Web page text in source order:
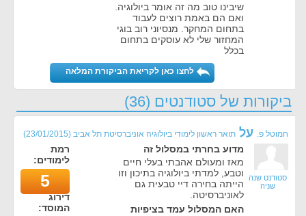
שיבינו טוב מה זה אומר ביולוגיה.
ואם הם באמת רוצים לעבוד
בתחום המחקר. מנסיוני רוב בוגי
המחזור שלי לא עוסקים בתחום
בכלל
לחצו כאן לקריאת הביקורת המלאה
ביקורות של סטודנטים (36)
חמוטל פ. על תואר ראשון לימודי ביולוגיה אוניברסיטת תל אביב (
23/01/2015
)
סטודנט שנה
שניה
מדוע בחרתי במסלול זה
מאז ומעולם אהבתי בעלי חיים
וטבע, למדתי ביולוגיה בתיכון וזו
הייתה בחירה דיי טבעית גם
לאוניברסיטה.
האם המסלול עמד בציפיות
רמת
לימודים:
5
דירוג
המוסד: